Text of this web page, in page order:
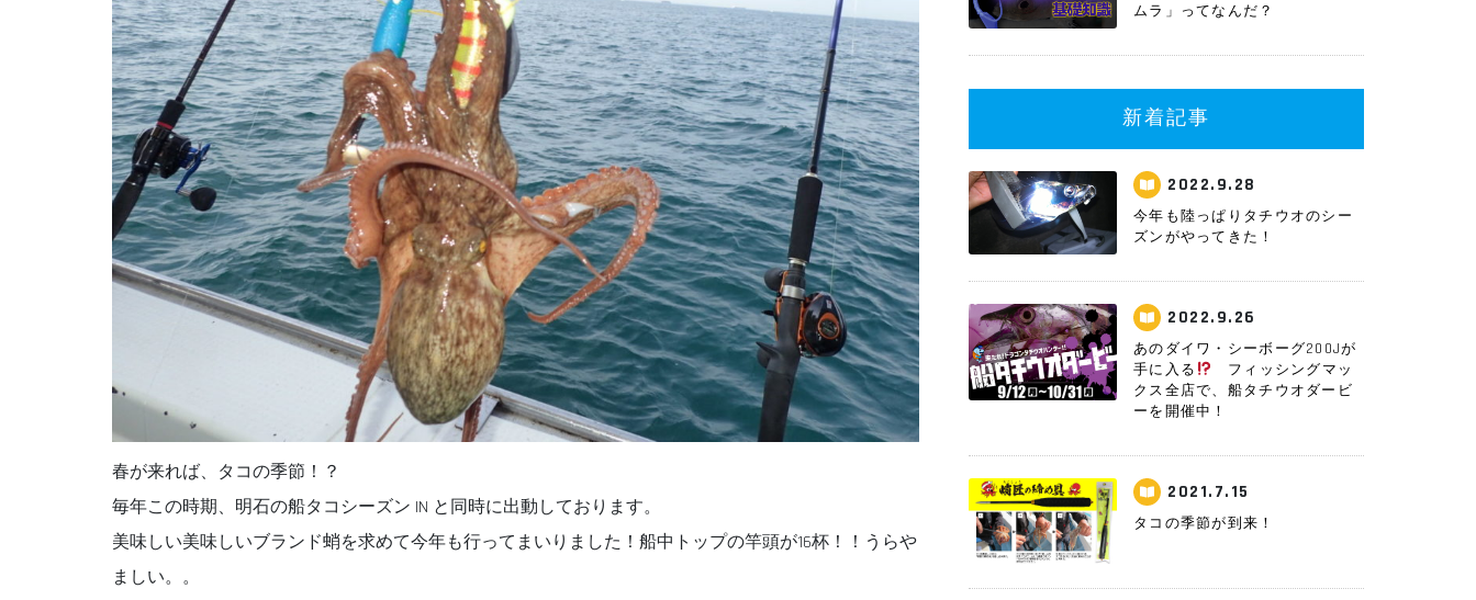
春が来れば、タコの季節！？
毎年この時期、明石の船タコシーズン IN と同時に出動しております。
美味しい美味しいブランド蛸を求めて今年も行ってまいりました！船中トップの竿頭が16杯！！うらや
ましい。。
ムラ」ってなんだ？
新着記事
2022.9.28
今年も陸っぱりタチウオのシー
ズンがやってきた！
2022.9.26
あのダイワ・シーボーグ200Jが
手に入る
フィッシングマッ
クス全店で、船タチウオダービ
ーを開催中！
2021.7.15
タコの季節が到来！